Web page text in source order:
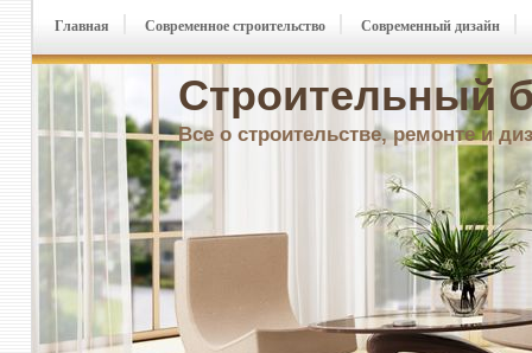
Строительный
Все о строительстве, ремонте и
Главная Современное строительство Современный дизайн